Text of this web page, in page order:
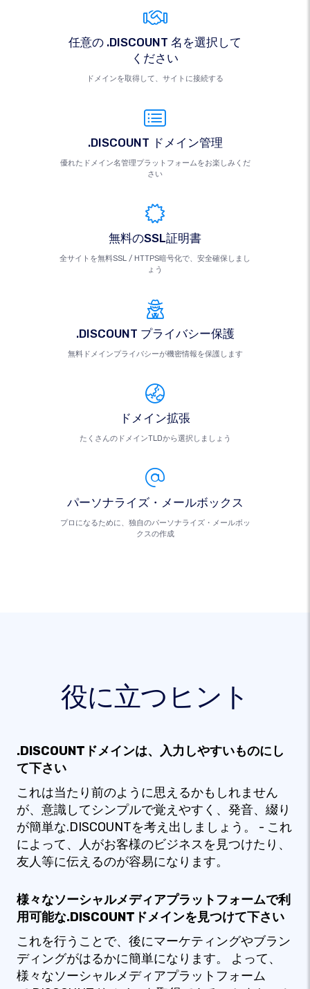
任意の .DISCOUNT 名を選択して
ください
ドメインを取得して、サイトに接続する
.DISCOUNT ドメイン管理
優れたドメイン名管理プラットフォームをお楽しみくだ
さい
無料のSSL証明書
全サイトを無料SSL / HTTPS暗号化で、安全確保しまし
ょう
.DISCOUNT プライバシー保護
無料ドメインプライバシーが機密情報を保護します
ドメイン拡張
たくさんのドメインTLDから選択しましょう
パーソナライズ・メールボックス
プロになるために、独自のパーソナライズ・メールボッ
クスの作成
役に立つヒント
.DISCOUNTドメインは、入力しやすいものにし
て下さい
これは当たり前のように思えるかもしれません
が、意識してシンプルで覚えやすく、発音、綴り
が簡単な.DISCOUNTを考え出しましょう。 - これ
によって、人がお客様のビジネスを見つけたり、
友人等に伝えるのが容易になります。
様々なソーシャルメディアプラットフォームで利
用可能な.DISCOUNTドメインを見つけて下さい
これを行うことで、後にマーケティングやブラン
ディングがはるかに簡単になります。 よって、
様々なソーシャルメディアプラットフォーム